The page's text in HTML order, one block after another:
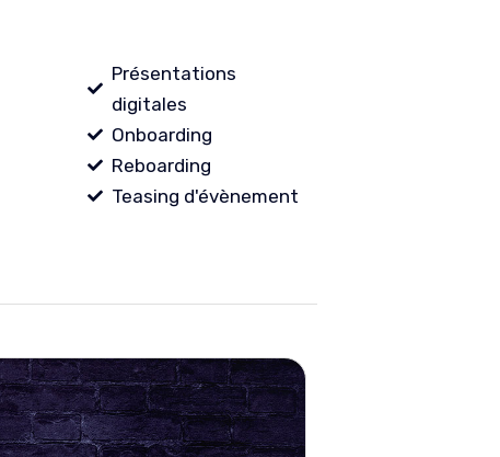
Présentations
digitales
Onboarding
Reboarding
Teasing d'évènement